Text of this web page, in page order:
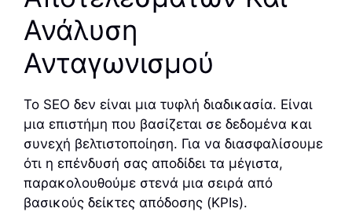
Ανάλυση
Ανταγωνισμού
Το SEO δεν είναι μια τυφλή διαδικασία. Είναι
μια επιστήμη που βασίζεται σε δεδομένα και
συνεχή βελτιστοποίηση. Για να διασφαλίσουμε
ότι η επένδυσή σας αποδίδει τα μέγιστα,
παρακολουθούμε στενά μια σειρά από
βασικούς δείκτες απόδοσης (KPIs).